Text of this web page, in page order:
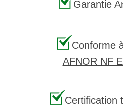
Garantie
Conforme
AFNOR NF
Certification